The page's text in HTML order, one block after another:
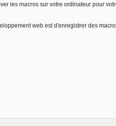
les macros sur votre ordinateur pour
web est d'enregistrer des